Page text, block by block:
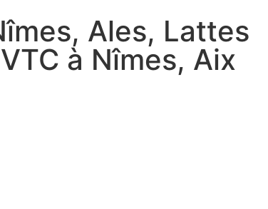
Ales, Lattes
à Nîmes, Aix